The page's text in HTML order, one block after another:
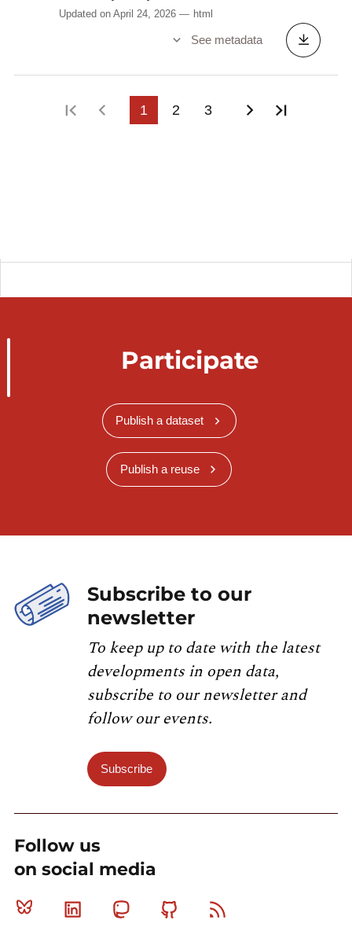
Updated on April 24, 2026 html
See metadata
First pagePrevious page
1 2 3 Next page
Participate
Publish a dataset
Publish a reuse
Subscribe to our
newsletter
To keep up to date with the latest
developments in open data,
subscribe to our newsletter and
follow our events.
Subscribe
Follow us
on social media
Bluesky Linkedin MastodonGithub